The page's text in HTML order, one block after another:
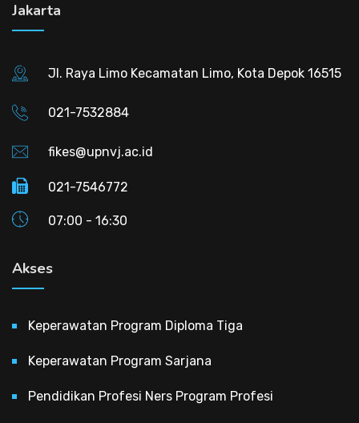
Jakarta
Jl. Raya Limo Kecamatan Limo, Kota Depok 16515
021-7532884
fikes@upnvj.ac.id
021-7546772
07:00 - 16:30
Akses
Keperawatan Program Diploma Tiga
Keperawatan Program Sarjana
Pendidikan Profesi Ners Program Profesi